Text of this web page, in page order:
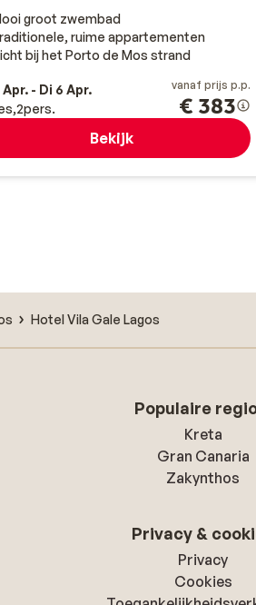
groot zwembad
ruime appartementen
bij het Porto de Mos strand
Apr. - Di 6 Apr.
2pers.
vanaf prijs p.p.
€ 383
Bekijk
Hotel Vila Gale Lagos
Populaire
Kreta
Gran Canaria
Zakynthos
Privacy &
Privacy
Cookies